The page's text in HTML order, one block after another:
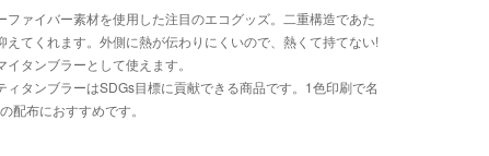
ァイバー素材を使用した注目のエコグッズ。二重構造であた
てくれます。外側に熱が伝わりにくいので、熱くて持てない!
タンブラーとして使えます。
タンブラーはSDGs目標に貢献できる商品です。1色印刷で名
配布におすすめです。